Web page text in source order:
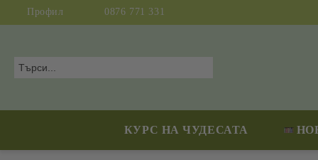
Профил 0876 771 331
КУРС НА ЧУДЕСАТА